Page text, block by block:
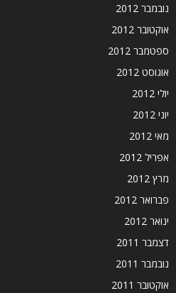
נובמבר 2012
אוקטובר 2012
ספטמבר 2012
אוגוסט 2012
יולי 2012
יוני 2012
מאי 2012
אפריל 2012
מרץ 2012
פברואר 2012
ינואר 2012
דצמבר 2011
נובמבר 2011
אוקטובר 2011